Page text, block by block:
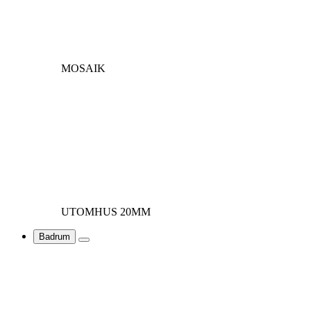
MOSAIK
UTOMHUS 20MM
Badrum